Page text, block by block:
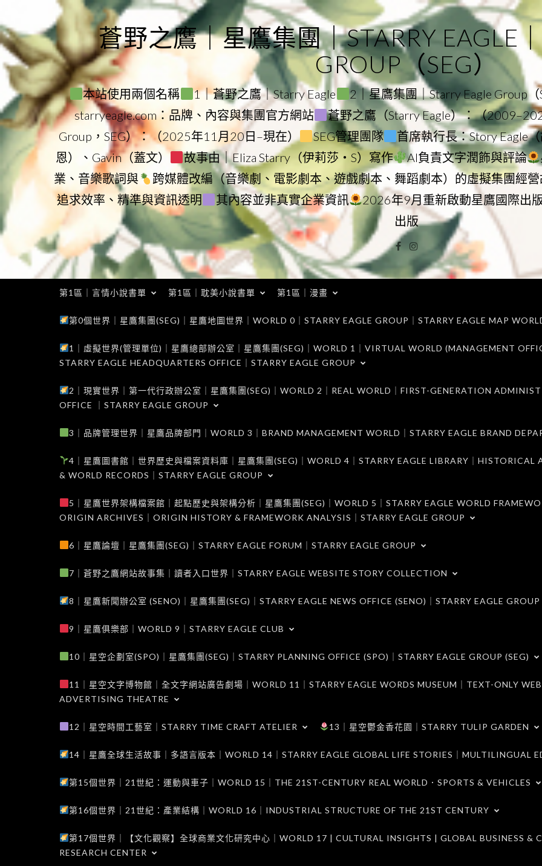
to
content
蒼野之鷹｜星鷹集團｜STARRY EAGLE
GROUP（SEG）
本站使用兩個名稱 1｜蒼野之鷹｜Starry Eagle
2｜星鷹集團｜Starry Eagle Group（
starryeagle.com：品牌、內容與集團官方網站
蒼野之鷹（Starry Eagle）：（
Group，SEG）：（2025年11月20日–現在）
SEG管理團隊
首席執行長：Story Eagle
恩）、Gavin（蓋文）
故事由｜Eliza Starry（伊莉莎・S）寫作 AI負責文字潤飾與評論
業、音樂歌詞與
跨媒體改編（音樂劇、電影劇本、遊戲劇本、舞蹈劇本）的虛擬集團經
追求效率、精準與資訊透明
其內容並非真實企業資訊
2026年9月重新啟動星鷹國際出
出版
Facebook
Instagram
第1區｜言情小說書單 第1區｜耽美小說書單 第1區｜漫畫
第0個世界｜星鷹集團(SEG)｜星鷹地圖世界｜WORLD 0｜STARRY EAGLE GROUP｜STARRY EAGLE MAP
1｜虛擬世界(管理單位)｜星鷹總部辦公室｜星鷹集團(SEG)｜WORLD 1｜VIRTUAL WORLD (MANAGEMENT
STARRY EAGLE HEADQUARTERS OFFICE｜STARRY EAGLE GROUP
2｜現實世界｜第一代行政辦公室｜星鷹集團(SEG)｜WORLD 2｜REAL WORLD｜FIRST-GENERATION
OFFICE ｜STARRY EAGLE GROUP
3｜品牌管理世界｜星鷹品牌部門｜WORLD 3｜BRAND MANAGEMENT WORLD｜STARRY EAGLE BRAND
4｜星鷹圖書館｜世界歷史與檔案資料庫｜星鷹集團(SEG)｜WORLD 4｜STARRY EAGLE LIBRARY｜HISTORICAL
& WORLD RECORDS｜STARRY EAGLE GROUP
5｜星鷹世界架構檔案館｜起點歷史與架構分析｜星鷹集團(SEG)｜WORLD 5｜STARRY EAGLE WORLD
ORIGIN ARCHIVES｜ORIGIN HISTORY & FRAMEWORK ANALYSIS｜STARRY EAGLE GROUP
6｜星鷹論壇｜星鷹集團(SEG)｜STARRY EAGLE FORUM｜STARRY EAGLE GROUP
7｜蒼野之鷹網站故事集｜讀者入口世界｜STARRY EAGLE WEBSITE STORY COLLECTION
8｜星鷹新聞辦公室 (SENO)｜星鷹集團(SEG)｜STARRY EAGLE NEWS OFFICE (SENO)｜STARRY EAGLE GROUP
9｜星鷹俱樂部｜WORLD 9｜STARRY EAGLE CLUB
10｜星空企劃室(SPO)｜星鷹集團(SEG)｜STARRY PLANNING OFFICE (SPO)｜STARRY EAGLE GROUP (SEG)
11｜星空文字博物館｜全文字網站廣告劇場｜WORLD 11｜STARRY EAGLE WORDS MUSEUM｜TEXT-ONLY
ADVERTISING THEATRE
12｜星空時間工藝室｜STARRY TIME CRAFT ATELIER 13｜星空鬱金香花園｜STARRY TULIP GARDEN
14｜星鷹全球生活故事｜多語言版本｜WORLD 14｜STARRY EAGLE GLOBAL LIFE STORIES｜MULTILINGUAL
第15個世界｜21世紀：運動與車子｜WORLD 15｜THE 21ST-CENTURY REAL WORLD．SPORTS & VEHICLES
第16個世界｜21世紀：產業結構｜WORLD 16｜INDUSTRIAL STRUCTURE OF THE 21ST CENTURY
第17個世界｜【文化觀察】全球商業文化研究中心｜WORLD 17 | CULTURAL INSIGHTS | GLOBAL BUSINESS &
RESEARCH CENTER